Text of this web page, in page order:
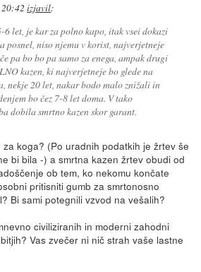
20:42 izjavil:
6 let, je kar za polno kapo, itak vsei dokazi
posnel, niso njemu v korist, najverjetneje
pa bo bo pa samo za enega, ampak drugi
kazen, ki najverjetneje bo glede na
nekje 20 let, nakar bodo malo znižali in
bo čez 7-8 let doma. V tako
dobila smrtno kazen skor garant.
koga? (Po uradnih podatkih je žrtev še
bi bila -) a smrtna kazen žrtev obudi od
ob tem, ko nekomu končate
pritisniti gumb za smrtonosno
Bi sami potegnili vzvod na vešalih?
civiliziranih in moderni zahodni
Vas zvečer ni nič strah vaše lastne